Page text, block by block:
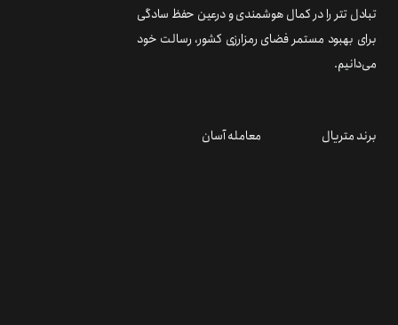
تبادل تتر را در کمال هوشمندی و درعین حفظ سادگی
برای بهبود مستمر فضای رمزارزی کشور، رسالت خود
می‌دانیم.
برند متریال معامله آسان